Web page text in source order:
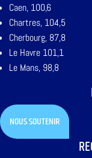
Caen, 100,6
Chartres, 104,5
Cherbourg, 87,8
Le Havre 101,1
Le Mans, 98,8
NOUS SOUTENIR